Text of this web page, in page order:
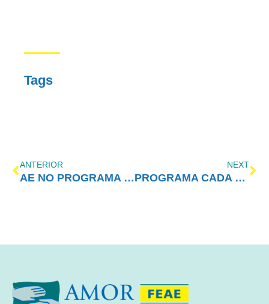
Tags
ANTERIOR
AE NO PROGRAMA VIDA MELHOR – REDEVIDA – 08/06/2020
NEXT
PROGRAMA CADA VEZ MELHOR COM AMOR-EXIGENTE – 15/06/2020